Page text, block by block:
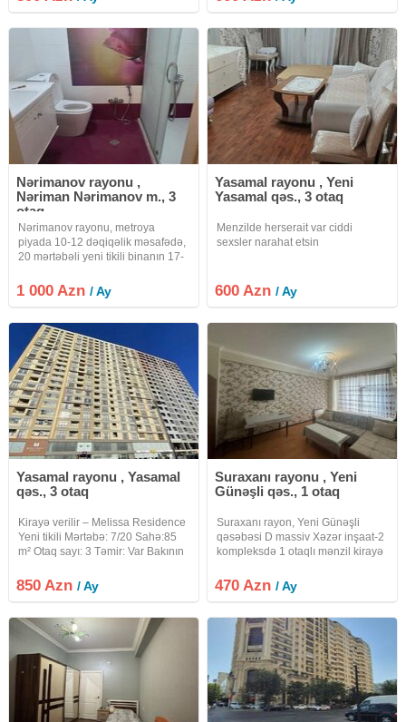
" Qafqaz Baku City Hotel " düzəldilmiş ən keyfiyyətli
Nərimanov rayonu ,
Nəriman Nərimanov m., 3
otaq
Nərimanov rayonu, metroya
piyada 10-12 dəqiqəlik məsafədə,
20 mərtəbəli yeni tikili binanın 17-
olan qanuni 3 otaqlı mənzil kirayə
verilir. Mənzildə yaşayış üçün
1 000 Azn/ Ay
Yasamal rayonu , Yeni
Yasamal qəs., 3 otaq
Menzilde herserait var ciddi
sexsler narahat etsin
600 Azn/ Ay
Yasamal rayonu , Yasamal
qəs., 3 otaq
Kirayə verilir – Melissa Residence
Yeni tikili Mərtəbə: 7/20 Sahə:85
m² Otaq sayı: 3 Təmir: Var Bakının
biri olan Melissa Residence-də 3
otaqlı, tam təmirli mənzil kirayə
850 Azn/ Ay
Suraxanı rayonu , Yeni
Günəşli qəs., 1 otaq
Suraxanı rayon, Yeni Günəşli
qəsəbəsi D massiv Xəzər inşaat-2
kompleksdə 1 otaqlı mənzil kirayə
bəydə səliqəli olarsa qala bilər.
470 Azn/ Ay